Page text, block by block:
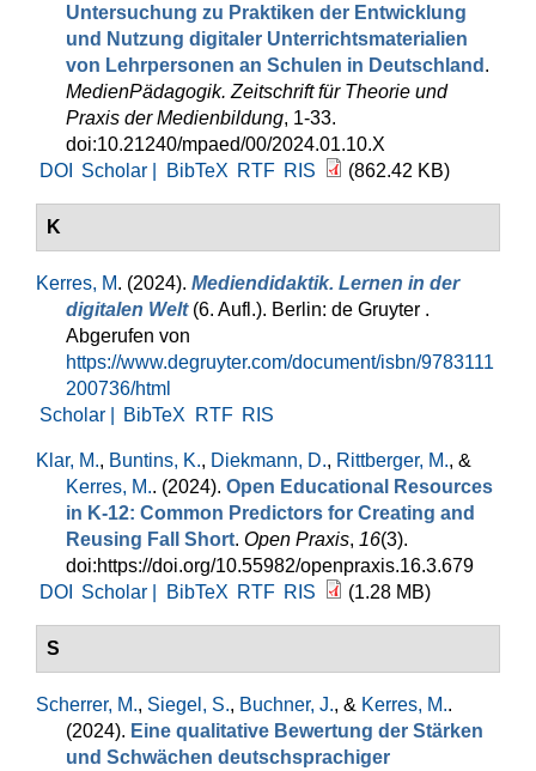
Untersuchung zu Praktiken der Entwicklung
und Nutzung digitaler Unterrichtsmaterialien
von Lehrpersonen an Schulen in Deutschland .
MedienPädagogik. Zeitschrift für Theorie und
Praxis der Medienbildung, 1-33.
doi:10.21240/mpaed/00/2024.01.10.X
DOI
Scholar | BibTeX RTF RIS (862.42 KB)
K
Kerres, M. (2024). Mediendidaktik. Lernen in der
digitalen Welt(6. Aufl.). Berlin: de Gruyter .
Abgerufen von
https://www.degruyter.com/document/isbn/9783111
200736/html
Scholar |
BibTeX RTF RIS
Klar, M., Buntins, K., Diekmann, D., Rittberger, M., &
Kerres, M.. (2024). Open Educational Resources
in K-12: Common Predictors for Creating and
Reusing Fall Short. Open Praxis, 16(3).
doi:https://doi.org/10.55982/openpraxis.16.3.679
DOI
Scholar | BibTeX RTF RIS (1.28 MB)
S
Scherrer, M., Siegel, S., Buchner, J., & Kerres, M..
(2024). Eine qualitative Bewertung der Stärken
und Schwächen deutschsprachiger